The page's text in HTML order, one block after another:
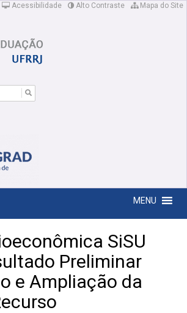
Mapa do Site
Alto Contraste
Acessibilidade
MENU
SiSU
Preliminar
e Ampliação da